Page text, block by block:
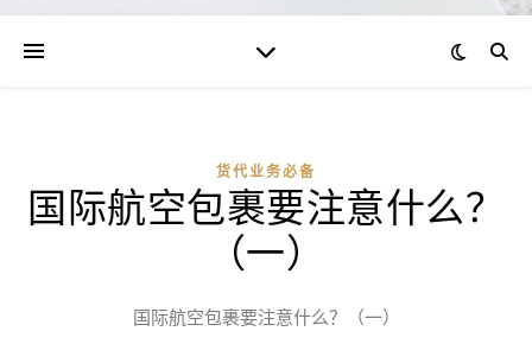
货代业务必备
国际航空包裹要注意什么？
（一）
国际航空包裹要注意什么？（一）